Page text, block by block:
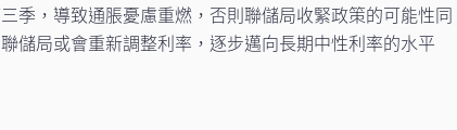
季，導致通脹憂慮重燃，否則聯儲局收緊政策的可能性同
儲局或會重新調整利率，逐步邁向長期中性利率的水平